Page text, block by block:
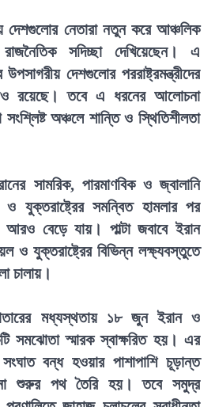
দেশগুলোর নেতারা নতুন করে আঞ্চলিক
সদিচ্ছা দেখিয়েছেন। এ
দেশগুলোর পররাষ্ট্রমন্ত্রীদের
রয়েছে। তবে এ ধরনের আলোচনা
অঞ্চলে শান্তি ও স্থিতিশীলতা
সামরিক, পারমাণবিক ও জ্বালানি
ও যুক্তরাষ্ট্রের সমন্বিত হামলার পর
বেড়ে যায়। পাল্টা জবাবে ইরান
ও যুক্তরাষ্ট্রের বিভিন্ন লক্ষ্যবস্তুতে
চালায়।
মধ্যস্থতায় ১৮ জুন ইরান ও
সমঝোতা স্মারক স্বাক্ষরিত হয়। এর
বন্ধ হওয়ার পাশাপাশি চূড়ান্ত
শুরুর পথ তৈরি হয়। তবে সমুদ্র